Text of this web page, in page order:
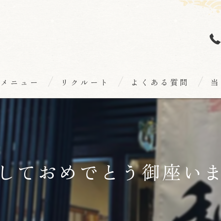
メニュー リクルート よくある質問
個
日
隠
ておめでとう御座い